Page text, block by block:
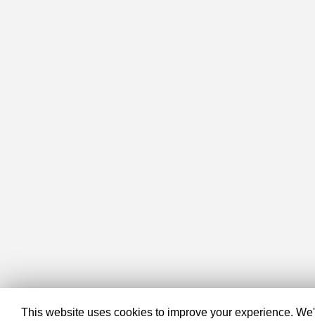
This website uses cookies to improve your experience.